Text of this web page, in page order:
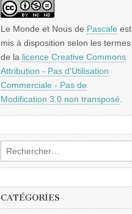
Le Monde et Nous de Pascale est
mis à disposition selon les termes
de la licence Creative Commons
Attribution - Pas d’Utilisation
Commerciale - Pas de
Modification 3.0 non transposé.
Rechercher :
CATÉGORIES